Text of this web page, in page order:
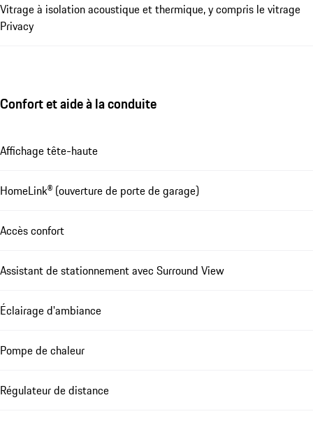
Vitrage à isolation acoustique et thermique, y compris le vitrage
Privacy
Confort et aide à la conduite
Affichage tête-haute
HomeLink® (ouverture de porte de garage)
Accès confort
Assistant de stationnement avec Surround View
Éclairage d'ambiance
Pompe de chaleur
Régulateur de distance